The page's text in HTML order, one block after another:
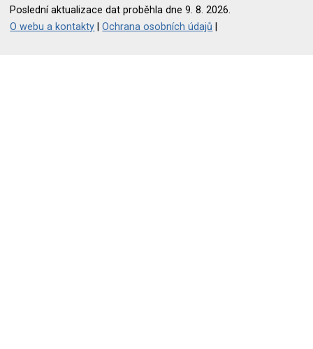
Poslední aktualizace dat proběhla dne 9. 8. 2026.
O webu a kontakty |Ochrana osobních údajů